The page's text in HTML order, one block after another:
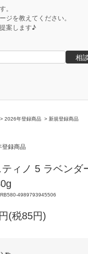
。
ジを教えてください。
案します♪
相
> 2026年登録商品 > 新規登録商品
登録商品
ティノ 5 ラベンダ
4989793945506
(税85円)